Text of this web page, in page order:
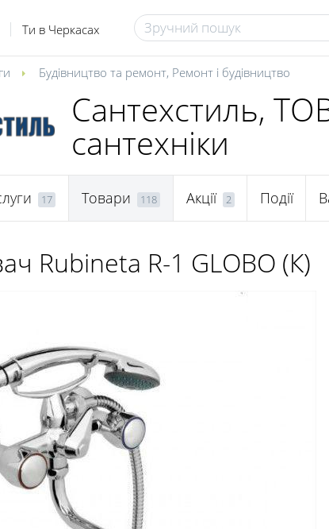
Ти в Черкасах
Будівництво та ремонт, Ремонт і будівництво
Сантехстиль,
сантехніки
17 Товари 118 Акції 2 Події
Rubineta R-1 GLOBO (К)